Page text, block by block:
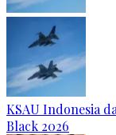
KSAU Indonesia
Black 2026